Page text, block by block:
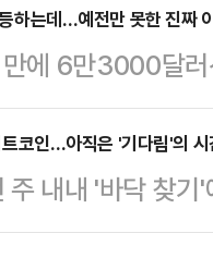
달러에 거래
록한 뒤 상승폭
400…
온다.6일 글로벌
준 비트코인은 6
따르면 팩터
터 브랜트(Peter
유 중인 일부 비
하는데…예전만 못한 진짜
에 6만3000달
세를 이어가기
다.6일 글로벌 가
비트코인은 6만
회한 것이다.이번
코인…아직은 '기다림'의 시
주 내내 '바닥 찾
러선을 회복했